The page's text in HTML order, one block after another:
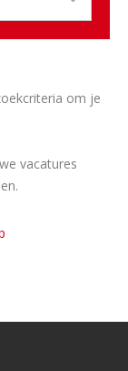
om je
vacatures